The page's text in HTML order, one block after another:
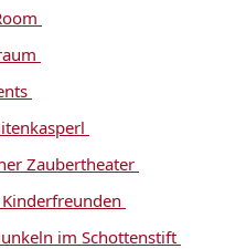
Zaubertheater
im Schottenstift